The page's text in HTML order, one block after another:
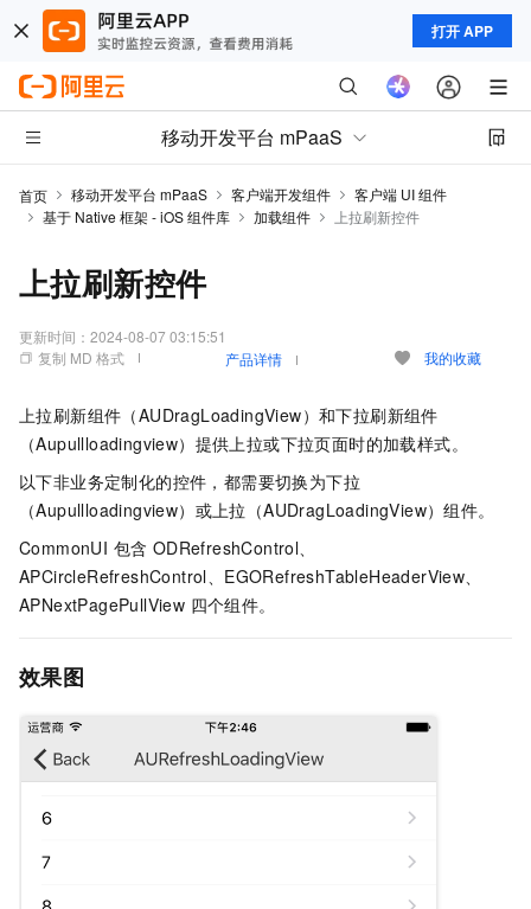
打开 APP
移动开发平台 mPaaS
首页 移动开发平台 mPaaS 客户端开发组件
客户端 UI 组件
基于 Native 框架 - iOS 组件库
加载组件 上拉刷新控件
上拉刷新控件
更新时间： 2024-08-07 03:15:51
复制 MD 格式
产品详情 我的收藏
上拉刷新组件（AUDragLoadingView）和下拉刷新组件
（Aupullloadingview）提供上拉或下拉页面时的加载样式。
以下非业务定制化的控件，都需要切换为下拉
（Aupullloadingview）或上拉（AUDragLoadingView）组件。
CommonUI 包含 ODRefreshControl、
APCircleRefreshControl、EGORefreshTableHeaderView、
APNextPagePullView 四个组件。
效果图